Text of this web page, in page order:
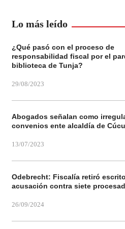
Lo más leído
¿Qué pasó con el proceso de
responsabilidad fiscal por el
biblioteca de Tunja?
29/08/2023
Abogados señalan como
convenios ente alcaldía de
13/07/2023
Odebrecht: Fiscalía retiró
acusación contra siete
26/09/2024